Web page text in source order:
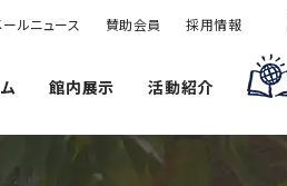
ールニュース 賛助会員 採用情報
館内展示 活動紹介